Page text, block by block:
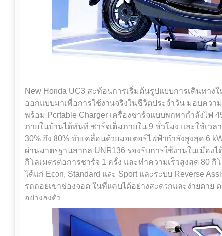
New Honda UC3 สะท้อนการเริ่มต้นรูปแบบการเดินทา
ออกแบบมาเพื่อการใช้งานจริงในชีวิตประจำวัน มอบควา
พร้อม Portable Charger เครื่องชาร์จแบบพกพากำลังไฟ
ภายในบ้านได้ทันที ชาร์จเต็มภายใน 9 ชั่วโมง และใช้เวล
30% ถึง 80% ขับเคลื่อนด้วยมอเตอร์ไฟฟ้ากำลังสูงสุด 6
ผ่านมาตรฐานสากล UNR136 รองรับการใช้งานในเมือง
กิโลเมตรต่อการชาร์จ 1 ครั้ง และทำความเร็วสูงสุด 80
ได้แก่ Econ, Standard และ Sport และระบบ Reverse
รถถอยเขาช่องจอด ในที่แคบได้อย่างสะดวกและง่ายดาย
อย่างลงตัว